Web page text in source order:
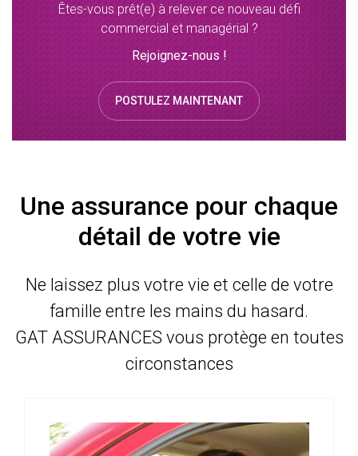
Êtes-vous prêt(e) à relever ce nouveau défi
commercial et managérial ?
Rejoignez-nous !
POSTULEZ MAINTENANT
Une assurance pour chaque
détail de votre vie
Ne laissez plus votre vie et celle de votre
famille entre les mains du hasard.
GAT ASSURANCES vous protège en toutes
circonstances